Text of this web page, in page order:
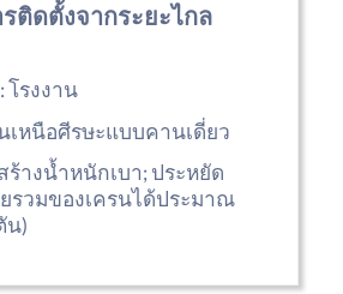
ติดตั้งจากระยะไกล
โรงงาน
เหนือศีรษะแบบคานเดี่ยว
ร้างน้ำหนักเบา; ประหยัด
รวมของเครนได้ประมาณ
น)